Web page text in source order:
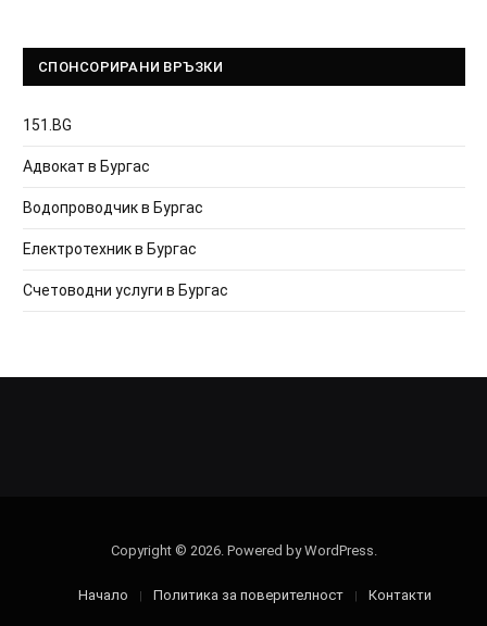
СПОНСОРИРАНИ ВРЪЗКИ
151.BG
Адвокат в Бургас
Водопроводчик в Бургас
Електротехник в Бургас
Счетоводни услуги в Бургас
Copyright © 2026. Powered by WordPress.
Начало Политика за поверителност Контакти